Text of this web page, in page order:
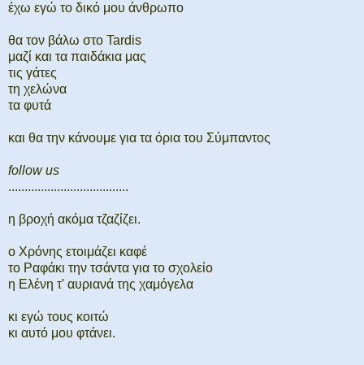
έχω εγώ το δικό μου άνθρωπο
θα τον βάλω στο Tardis
μαζί και τα παιδάκια μας
τις γάτες
τη χελώνα
τα φυτά
και θα την κάνουμε για τα όρια του Σύμπαντος
follow us
.....................................
η βροχή ακόμα τζαζίζει.
ο Χρόνης ετοιμάζει καφέ
το Ραφάκι την τσάντα για το σχολείο
η Ελένη τ' αυριανά της χαμόγελα
κι εγώ τους κοιτώ
κι αυτό μου φτάνει.